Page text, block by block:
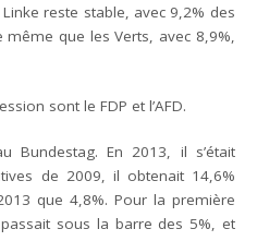
reste stable, avec 9,2% des
que les Verts, avec 8,9%,
sont le FDP et l’AFD.
Bundestag. En 2013, il s’était
de 2009, il obtenait 14,6%
que 4,8%. Pour la première
sous la barre des 5%, et